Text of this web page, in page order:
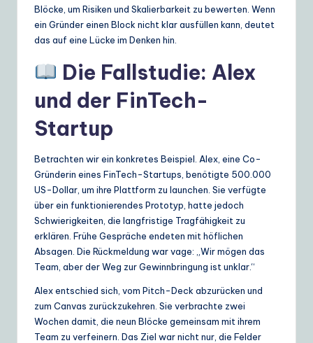
Blöcke, um Risiken und Skalierbarkeit zu bewerten. Wenn
ein Gründer einen Block nicht klar ausfüllen kann, deutet
das auf eine Lücke im Denken hin.
Die Fallstudie: Alex
und der FinTech-
Startup
Betrachten wir ein konkretes Beispiel. Alex, eine Co-
Gründerin eines FinTech-Startups, benötigte 500.000
US-Dollar, um ihre Plattform zu launchen. Sie verfügte
über ein funktionierendes Prototyp, hatte jedoch
Schwierigkeiten, die langfristige Tragfähigkeit zu
erklären. Frühe Gespräche endeten mit höflichen
Absagen. Die Rückmeldung war vage: „Wir mögen das
Team, aber der Weg zur Gewinnbringung ist unklar.“
Alex entschied sich, vom Pitch-Deck abzurücken und
zum Canvas zurückzukehren. Sie verbrachte zwei
Wochen damit, die neun Blöcke gemeinsam mit ihrem
Team zu verfeinern. Das Ziel war nicht nur, die Felder